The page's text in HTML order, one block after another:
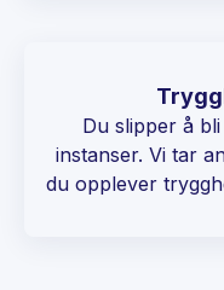
Du slipper å
instanser. Vi tar
du opplever